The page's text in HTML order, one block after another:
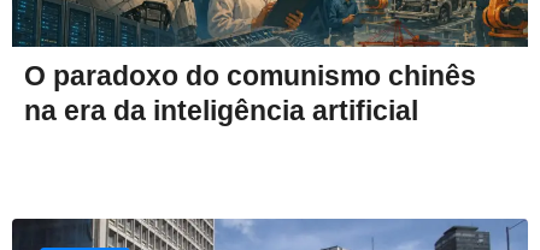
O paradoxo do comunismo chinês
na era da inteligência artificial